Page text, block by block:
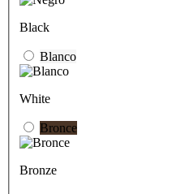
Black
Blanco
White
Bronce
Bronze